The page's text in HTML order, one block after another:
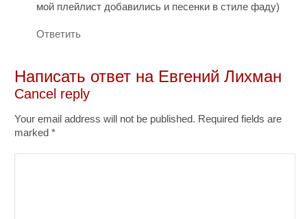
мой плейлист добавились и песенки в стиле фаду)
Ответить
Написать ответ на Евгений Лихман
Cancel reply
Your email address will not be published. Required fields are
marked*